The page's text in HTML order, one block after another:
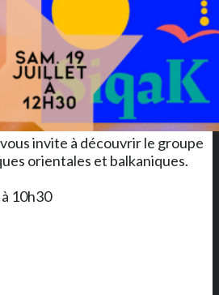
invite à découvrir le groupe
orientales et balkaniques.
10h30